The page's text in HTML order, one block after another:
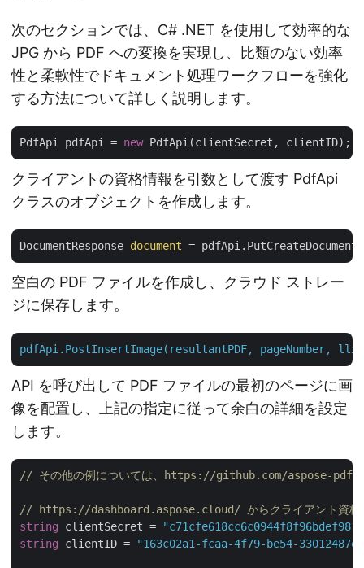
次のセクションでは、C# .NET を使用して効率的な
JPG から PDF への変換を実現し、比類のない効率
性と柔軟性でドキュメント処理ワークフローを強化
する方法について詳しく説明します。
PdfApi pdfApi = new
クライアントの資格情報を引数として渡す PdfApi
クラスのオブジェクトを作成します。
DocumentResponse document =
空白の PDF ファイルを作成し、クラウド ストレー
ジに保存します。
pdfApi.PostInsertImage(resultantPDF, pageNumber, llx,
API を呼び出して PDF ファイルの最初のページに画
像を配置し、上記の指定に従って余白の詳細を設定
します。
// その他の例については、https://github.com/aspose-
// https://dashboard.aspose.cloud/ からクライアント資格
string clientSecret =
string clientID = "163c02a1-fcaa-4f79-be54-